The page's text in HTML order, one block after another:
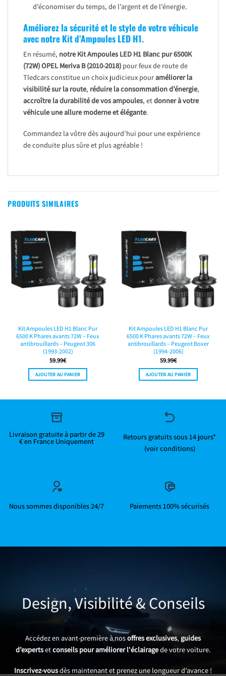
d’économiser du temps, de l’argent et de l’énergie.
Améliorez la sécurité et le style de votre véhicule
avec notre Kit d’Ampoules LED H1.
En résumé, notre Kit Ampoules LED H1 Blanc pur 6500K
(72W)OPEL Meriva B (2010-2018) pour feux de route de
Tledcars constitue un choix judicieux pouraméliorer la
visibilité sur la route, réduire la consommation d’énergie,
accroître la durabilité de vos ampoules, etdonner à votre
véhicule une allure moderne et élégante.
Commandez la vôtre dès aujourd’hui pour une expérience
de conduite plus sûre et plus agréable !
PRODUITS SIMILAIRES
Kit Ampoules LED H1 Blanc Pur
6500 K Phares avants 72W – Feux
antibrouillards – Peugeot 306
(1993-2002)
59.99€
AJOUTER AU PANIER
Kit Ampoules LED H1 Blanc Pur
6500 K Phares avants 72W – Feux
antibrouillards – Peugeot Boxer
(1994-2006)
59.99€
AJOUTER AU PANIER
Livraison gratuite à partir de 29
€ en France Uniquement
Retours gratuits sous 14 jours*
(voir conditions)
Nous sommes disponibles 24/7 Paiements 100% sécurisés
Design, Visibilité & Conseils
Accédez en avant-première à nosoffres exclusives, guides
d’expertsetconseils pour améliorer l'éclairagede votre voiture.
Inscrivez-vousdès maintenant et prenez une longueur d’avance !